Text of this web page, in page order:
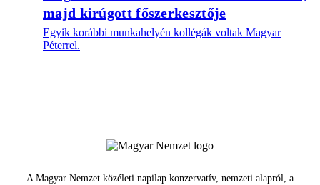
majd kirúgott főszerkesztője
Egyik korábbi munkahelyén kollégák voltak Magyar
Péterrel.
A Magyar Nemzet közéleti napilap konzervatív, nemzeti alapról, a